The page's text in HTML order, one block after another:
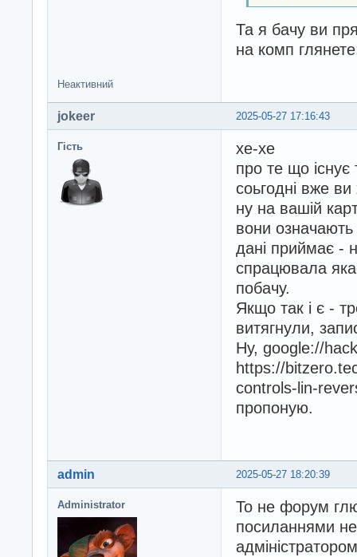
Та я бачу ви
на комп
Неактивний
2025-05-27 17:16:43
jokeer
Гість
хе-хе
про те що
соьгодні вже
ну на вашій
вони означають
дані приймає -
спрацювала
побачу.
Якщо так і є -
витягнули,
Ну, google://
https://
controls-lin-
пропоную.
2025-05-27 18:20:39
admin
Administrator
То не форум
посиланнями не